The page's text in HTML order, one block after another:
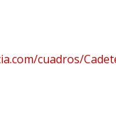
cuadros/